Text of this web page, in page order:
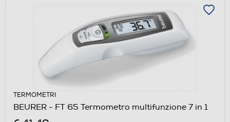
TERMOMETRI
BEURER - FT 65 Termometro multifunzione 7 in 1